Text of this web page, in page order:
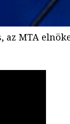
MTA